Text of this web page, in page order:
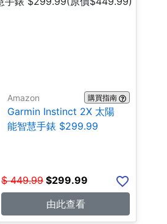
Amazon 購買指南
Garmin Instinct 2X 太陽
能智慧手錶 $299.99
$ 449.99 $299.99
由此查看